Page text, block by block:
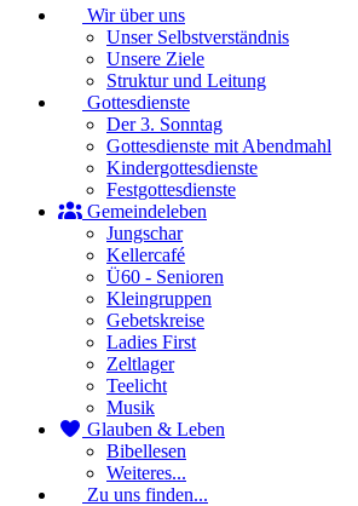
Wir über uns
Unser Selbstverständnis
Unsere Ziele
Struktur und Leitung
Gottesdienste
Der 3. Sonntag
Gottesdienste mit Abendmahl
Kindergottesdienste
Festgottesdienste
Gemeindeleben
Jungschar
Kellercafé
Ü60 - Senioren
Kleingruppen
Gebetskreise
Ladies First
Zeltlager
Teelicht
Musik
Glauben & Leben
Bibellesen
Weiteres...
Zu uns finden...